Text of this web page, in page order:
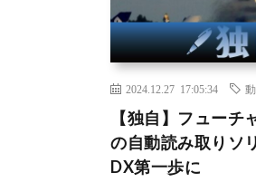
2024.12.27 17:05:34
【独自】フューチ
の自動読み取りソ
DX第一歩に